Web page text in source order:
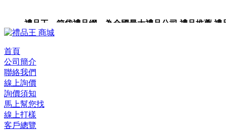
禮品王 箱袋禮品網 為全國最大禮品公司,禮品推薦,禮
卡,企業禮品,禮品小物,高級禮品,禮品網站。
首頁
公司簡介
聯絡我們
線上詢價
詢價須知
馬上幫您找
線上打樣
客戶總覽